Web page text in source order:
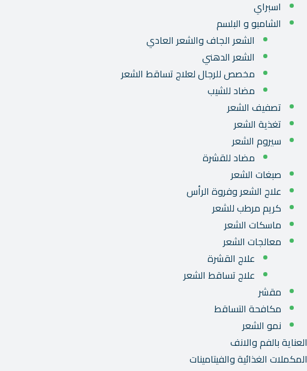
اسبراي
الشامبو و البلسم
الشعر الجاف والشعر العادي
الشعر الدهني
مخصص للرجال لعلاج تساقط الشعر
مضاد للشيب
تصفيف الشعر
تغذية الشعر
سيروم الشعر
مضاد للقشرة
صبغات الشعر
علاج الشعر وفروة الرأس
كريم مرطب للشعر
ماسكات الشعر
معالجات الشعر
علاج القشرة
علاج تساقط الشعر
مقشر
مكافحة التساقط
نمو الشعر
العناية بالفم والانف
المكملات الغذائية والفيتامينات